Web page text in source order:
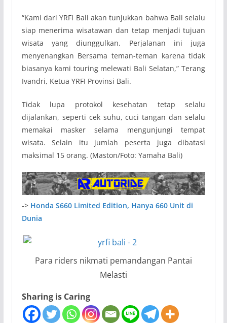
“Kami dari YRFI Bali akan tunjukkan bahwa Bali selalu
siap menerima wisatawan dan tetap menjadi tujuan
wisata yang diunggulkan. Perjalanan ini juga
menyenangkan Bersama teman-teman karena tidak
biasanya kami touring melewati Bali Selatan,” Terang
Ivandri, Ketua YRFI Provinsi Bali.
Tidak lupa protokol kesehatan tetap selalu
dijalankan, seperti cek suhu, cuci tangan dan selalu
memakai masker selama mengunjungi tempat
wisata. Selain itu jumlah peserta juga dibatasi
maksimal 15 orang. (Maston/Foto: Yamaha Bali)
-> Honda S660 Limited Edition, Hanya 660 Unit di
Dunia
Para riders nikmati pemandangan Pantai
Melasti
Sharing is Caring